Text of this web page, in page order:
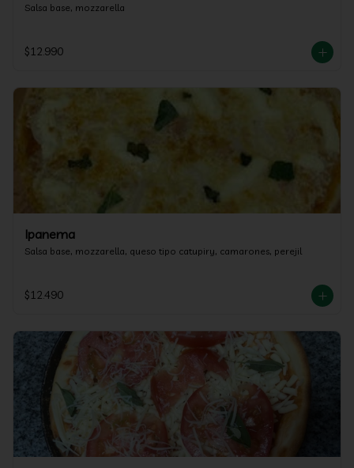
Salsa base, mozzarella
$12.990
Ipanema
Salsa base, mozzarella, queso tipo catupiry, camarones, perejil
$12.490